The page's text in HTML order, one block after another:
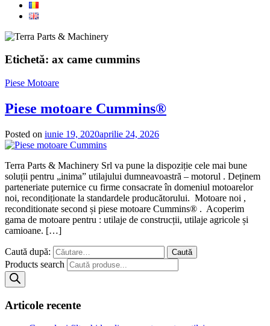
Etichetă: ax came cummins
Piese Motoare
Piese motoare Cummins®
Posted on iunie 19, 2020aprilie 24, 2026
Terra Parts & Machinery Srl va pune la dispoziție cele mai bune
soluții pentru „inima” utilajului dumneavoastră – motorul . Deținem
parteneriate puternice cu firme consacrate în domeniul motoarelor
noi, recondiționate la standardele producătorului. Motoare noi ,
reconditionate second și piese motoare Cummins® . Acoperim
gama de motoare pentru : utilaje de construcții, utilaje agricole și
camioane. […]
Caută după:
Products search
Articole recente